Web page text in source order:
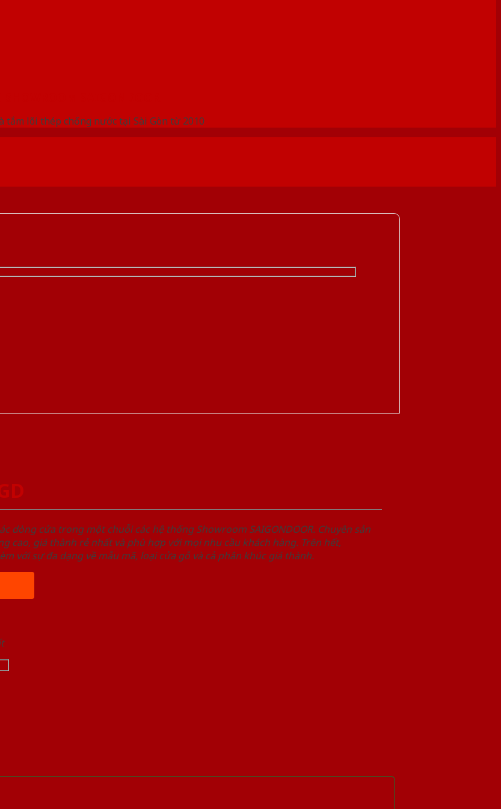
tắm lõi thép chống nước tại Sài Gòn từ 2010
dòng cửa trong một chuỗi các hệ thống Showroom SAIGONDOOR. Chuyên sản
giá thành rẻ nhất và phù hợp với mọi nhu cầu khách hàng. Trên hết,
với sự đa dạng về mẫu mã, loại cửa gỗ và cả phân khúc giá thành.